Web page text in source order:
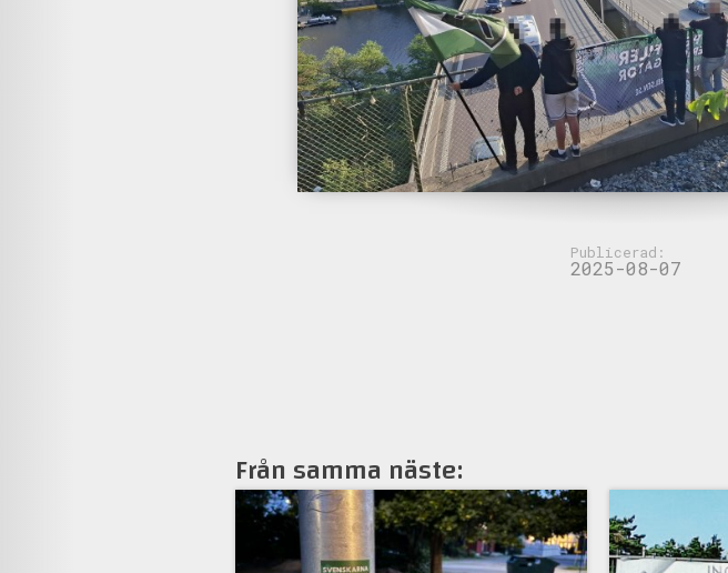
Publicerad:
2025-08-07
Från samma näste: